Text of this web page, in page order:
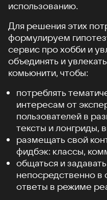
использованию.
Для решения этих
формулируем
сервис про хобби и
объединять и
комьюнити, чтобы:
потреблять
интересам от
пользователей в
тексты и лонгриды,
размещать свой
фидбэк: классы,
общаться и
непосредственно в
ответы в режиме